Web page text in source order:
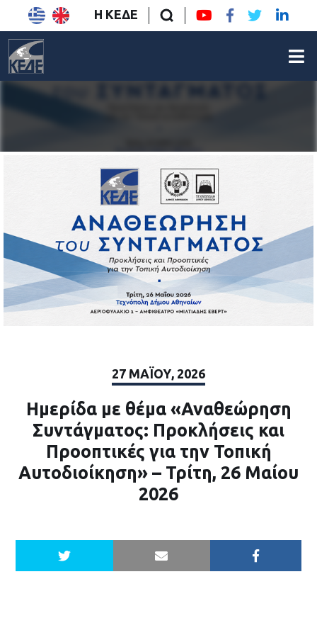
Η ΚΕΔΕ
27 ΜΑΪ́ΟΥ, 2026
Ημερίδα με θέμα «Αναθεώρηση
Συντάγματος: Προκλήσεις και
Προοπτικές για την Τοπική
Αυτοδιοίκηση» – Τρίτη, 26 Μαίου
2026